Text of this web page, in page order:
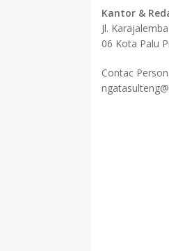
Kantor &
Jl.
06 Kota Palu
Contac